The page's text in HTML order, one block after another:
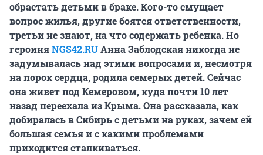
обрастать детьми в браке. Кого-то смущает
вопрос жилья, другие боятся ответственности,
третьи не знают, на что содержать ребенка. Но
героиняNGS42.RUАнна Заблодская никогда не
задумывалась над этими вопросами и, несмотря
на порок сердца, родила семерых детей. Сейчас
она живет под Кемеровом, куда почти 10 лет
назад переехала из Крыма. Она рассказала, как
добиралась в Сибирь с детьми на руках, зачем ей
большая семья и с какими проблемами
приходится сталкиваться.